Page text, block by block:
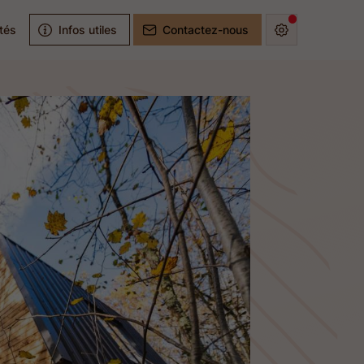
Infos utiles Contactez-nous